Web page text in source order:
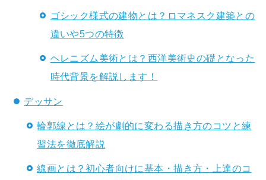
ゴシック様式の建物とは？ロマネスク建築との
違いや5つの特徴
ヘレニズム美術とは？西洋美術史の礎となった
時代背景を解説します！
デッサン
輪郭線とは？絵が劇的に変わる描き方のコツと練
習法を徹底解説
線画とは？初心者向けに基本・描き方・上達のコ